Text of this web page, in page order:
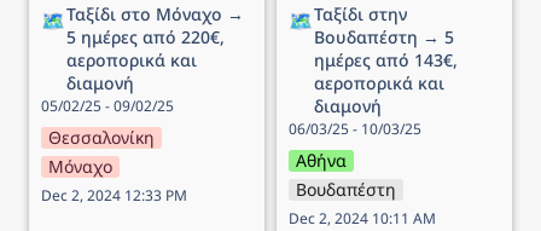
🗺️Ταξίδι στο Μόναχο →
5 ημέρες από 220€,
αεροπορικά και
διαμονή
05/02/25 - 09/02/25
Θεσσαλονίκη
Μόναχο
Dec 2, 2024 12:33 PM
🗺️Ταξίδι στην
Βουδαπέστη → 5
ημέρες από 143€,
αεροπορικά και
διαμονή
06/03/25 - 10/03/25
Αθήνα
Βουδαπέστη
Dec 2, 2024 10:11 AM